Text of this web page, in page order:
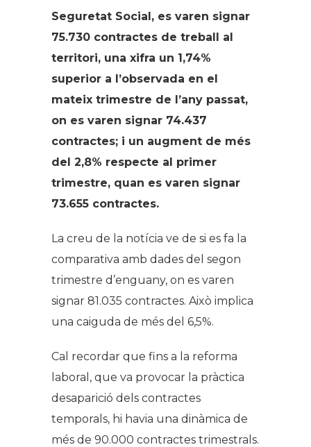
Seguretat Social, es varen signar
75.730 contractes de treball al
territori, una xifra un 1,74%
superior a l’observada en el
mateix trimestre de l’any passat,
on es varen signar 74.437
contractes; i un augment de més
del 2,8% respecte al primer
trimestre, quan es varen signar
73.655 contractes.
La creu de la notícia ve de si es fa la
comparativa amb dades del segon
trimestre d’enguany, on es varen
signar 81.035 contractes. Això implica
una caiguda de més del 6,5%.
Cal recordar que fins a la reforma
laboral, que va provocar la pràctica
desaparició dels contractes
temporals, hi havia una dinàmica de
més de 90.000 contractes trimestrals.